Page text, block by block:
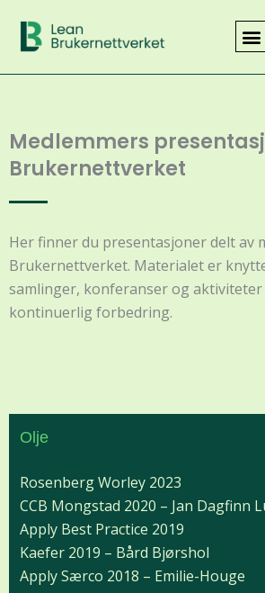
content
Medlemmers
Brukernettverket
Her finner du presentasjoner delt av
Brukernettverket. Materialet er
samlinger, konferanser og aktiviteter
kontinuerlig forbedring.
Olje
Rosenberg Worley 2023
CCB Mongstad 2020 – Jan Dagfinn
Apply Best Practice 2019
Kaefer 2019 – Bård Bjørshol
Apply Særco 2018 – Emilie-Houge